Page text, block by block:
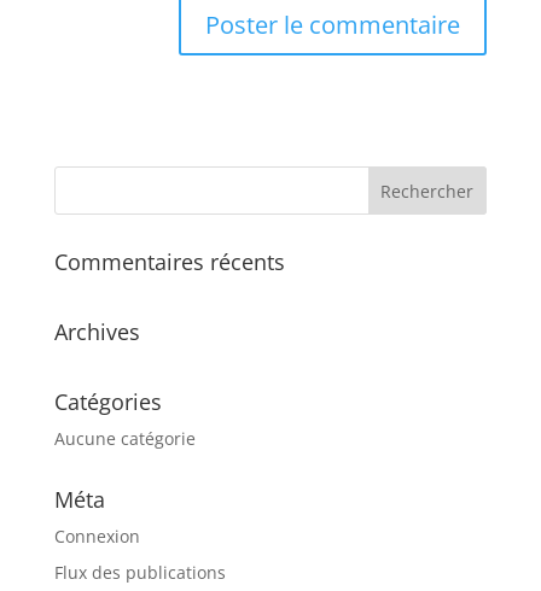
Commentaires récents
Archives
Catégories
Aucune catégorie
Méta
Connexion
Flux des publications